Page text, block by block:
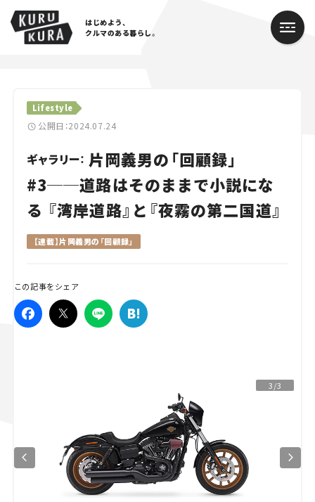
はじめよう、
クルマのある暮らし。
Lifestyle
公開日：2024.07.24
ギャラリー： 片岡義男の「回顧録」
#3──道路はそのままで小説にな
る 『湾岸道路』と『夜霧の第二国道』
【連載】片岡義男の「回顧録」
この記事をシェア
3/3
Cars
Lifestyle
Traffic
Special
Campaign
人気のハッシュタグ